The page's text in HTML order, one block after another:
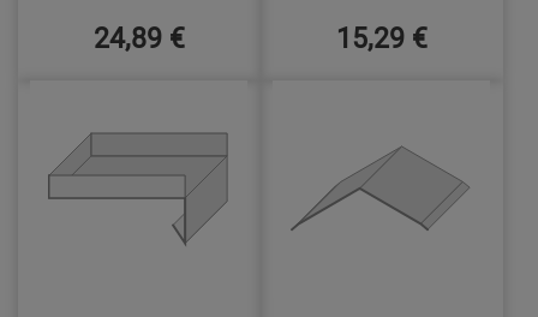
24,89 € 15,29 €